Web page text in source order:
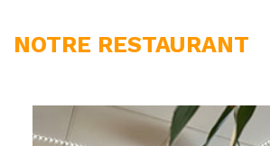
NOTRE RESTAURANT